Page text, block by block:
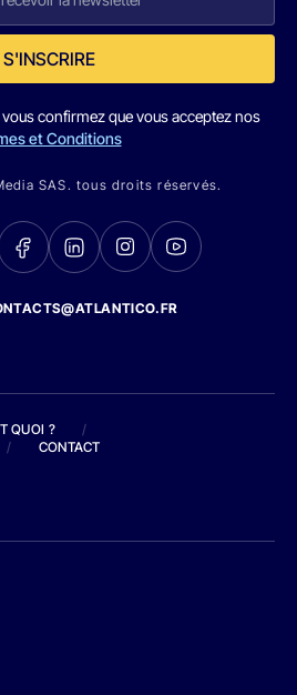
S'INSCRIRE
confirmez que vous acceptez nos
et Conditions
SAS. tous droits réservés.
QUOI ?
/
/ CONTACT